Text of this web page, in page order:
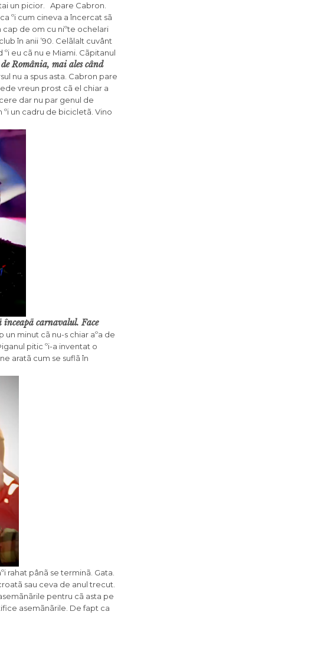
un picior. Apare Cabron.
ºi cum cineva a încercat sã
cap de om cu niºte ochelari
în anii ’90. Celãlalt cuvânt
ºi eu cã nu e Miami. Cãpitanul
România, mai ales când
nu a spus asta. Cabron pare
vreun prost cã el chiar a
dar nu par genul de
un cadru de bicicletã. Vino
înceapã carnavalul. Face
un minut cã nu-s chiar aºa de
pitic ºi-a inventat o
aratã cum se suflã în
rahat pânã se terminã. Gata.
sau ceva de anul trecut.
pentru cã asta pe
asemãnãrile. De fapt ca